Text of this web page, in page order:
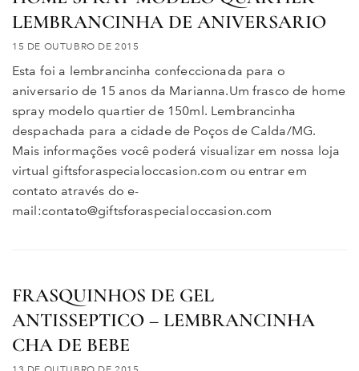
LEMBRANCINHA DE ANIVERSARIO
15 DE OUTUBRO DE 2015
Esta foi a lembrancinha confeccionada para o
aniversario de 15 anos da Marianna.Um frasco de home
spray modelo quartier de 150ml. Lembrancinha
despachada para a cidade de Poços de Calda/MG.
Mais informações você poderá visualizar em nossa loja
virtual giftsforaspecialoccasion.com ou entrar em
contato através do e-
mail:contato@giftsforaspecialoccasion.com
FRASQUINHOS DE GEL
ANTISSEPTICO – LEMBRANCINHA
CHA DE BEBE